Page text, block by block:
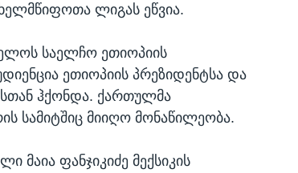
ლიგას ეწვია.
საელჩო ეთიოპიის
ეთიოპიის პრეზიდენტსა და
ჰქონდა. ქართულმა
სამიტშიც მიიღო მონაწილეობა.
მაია ფანჯიკიძე მექსიკის